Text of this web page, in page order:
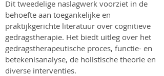
Dit tweedelige naslagwerk voorziet in de
behoefte aan toegankelijke en
praktijkgerichte literatuur over cognitieve
gedragstherapie. Het biedt uitleg over het
gedragstherapeutische proces, functie- en
betekenisanalyse, de holistische theorie en
diverse interventies.